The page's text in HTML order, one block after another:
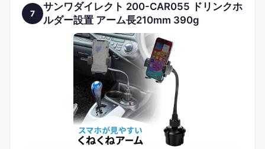
7
サンワダイレクト 200-CAR055 ドリンクホ
ルダー設置 アーム長210mm 390g